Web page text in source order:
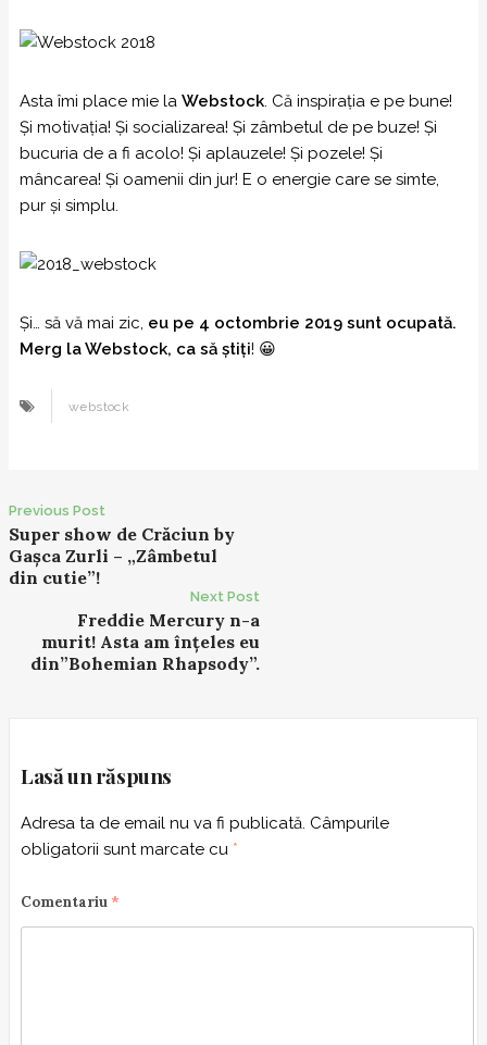
Asta îmi place mie la Webstock. Că inspirația e pe bune!
Și motivația! Și socializarea! Și zâmbetul de pe buze! Și
bucuria de a fi acolo! Și aplauzele! Și pozele! Și
mâncarea! Și oamenii din jur! E o energie care se simte,
pur și simplu.
Și… să vă mai zic, eu pe 4 octombrie 2019 sunt ocupată.
Merg la Webstock, ca să știți! 😀
webstock
P
o
s
Previous Post
Super show de Crăciun by
Gașca Zurli – „Zâmbetul
din cutie”!
Next Post
Freddie Mercury n-a
murit! Asta am înțeles eu
din”Bohemian Rhapsody”.
Lasă un răspuns
Adresa ta de email nu va fi publicată. Câmpurile
obligatorii sunt marcate cu *
Comentariu *